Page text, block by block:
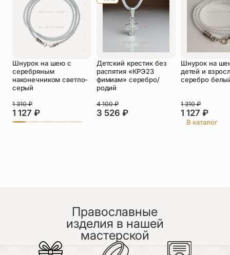
необходимости.
Оставить отзыв
Подтверждаю свое согласие с
политикой конфиденциальностии даю
согласие на обработку персональных
данных
Пока нет отзывов. Будьте первым!
Шнурок на шею с
серебряным
наконечником светло-
серый
1 127 ₽
1 310₽
Детский крестик без
распятия «КРЭ23
фимиам» серебро/
родий
3 526 ₽
4 100₽
Шнурок на
детей и
серебро
1 127 ₽
1 310₽
В каталог
Православные
изделия в нашей
мастерской